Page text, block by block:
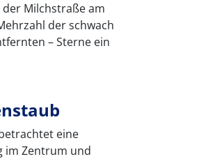
Milchstraße am
der schwach
– Sterne ein
eine
im Zentrum und